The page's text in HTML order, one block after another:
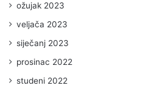
ožujak 2023
veljača 2023
siječanj 2023
prosinac 2022
studeni 2022